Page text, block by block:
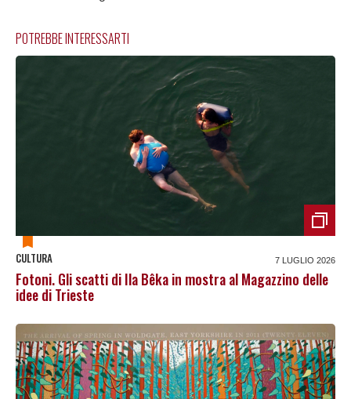
POTREBBE INTERESSARTI
CULTURA 7 LUGLIO 2026
Fotoni. Gli scatti di Ila Bêka in mostra al Magazzino delle
idee di Trieste